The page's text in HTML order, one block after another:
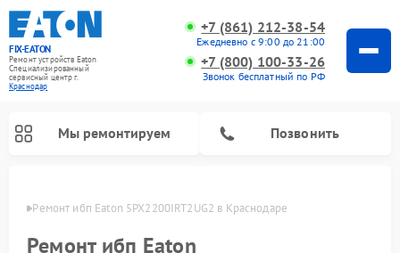
FIX-EATON
Ремонт устройств Eaton
Специализированный
cервисный центр г.
Краснодар
+7 (861) 212-38-54
Ежедневно с 9:00 до 21:00
+7 (800) 100-33-26
Звонок бесплатный по РФ
Мы ремонтируем Позвонить
Ремонт ибп Eaton 5PX2200IRT2UG2 в Краснодаре
Ремонт ибп Eaton